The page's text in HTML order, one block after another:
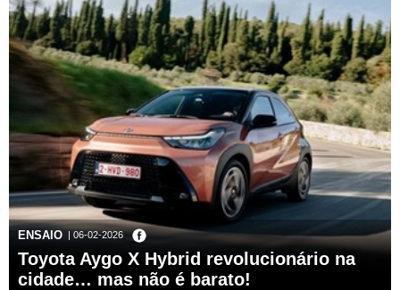
ENSAIO | 06-02-2026
Toyota Aygo X Hybrid revolucionário na
cidade… mas não é barato!